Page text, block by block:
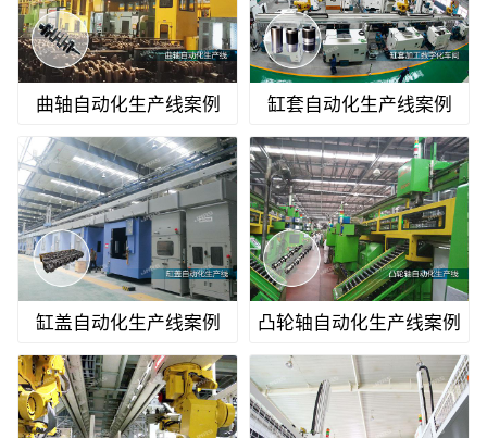
曲轴自动化生产线案例 缸套自动化生产线案例
缸盖自动化生产线案例 凸轮轴自动化生产线案例